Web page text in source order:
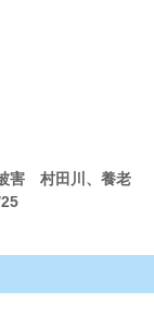
害 村田川、養老